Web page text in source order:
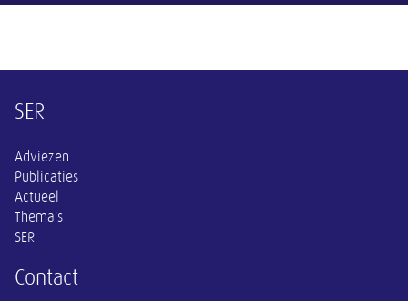
Overige informatie
SER
Adviezen
Publicaties
Actueel
Thema's
SER
Contact